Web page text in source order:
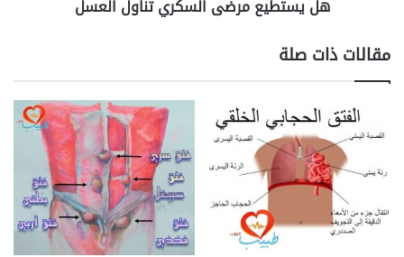
هل يستطيع مرضى السكري تناول العسل
مقالات ذات صلة